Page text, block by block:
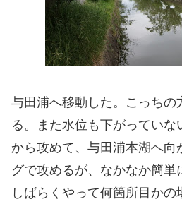
与田浦へ移動した。こっちの
る。また水位も下がっていな
から攻めて、与田浦本湖へ向
グで攻めるが、なかなか簡単
しばらくやって何箇所目か